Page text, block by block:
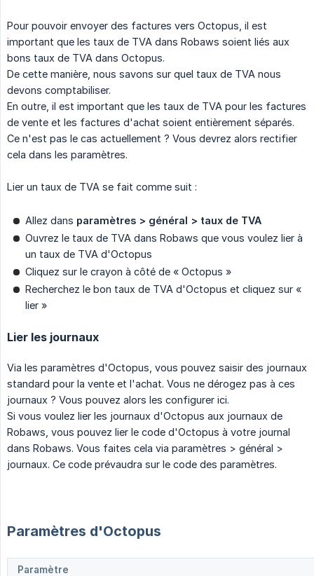
Pour pouvoir envoyer des factures vers Octopus, il est
important que les taux de TVA dans Robaws soient liés aux
bons taux de TVA dans Octopus.
De cette manière, nous savons sur quel taux de TVA nous
devons comptabiliser.
En outre, il est important que les taux de TVA pour les factures
de vente et les factures d'achat soient entièrement séparés.
Ce n'est pas le cas actuellement ? Vous devrez alors rectifier
cela dans les paramètres.
Lier un taux de TVA se fait comme suit :
Allez dans paramètres > général > taux de TVA
Ouvrez le taux de TVA dans Robaws que vous voulez lier à
un taux de TVA d'Octopus
Cliquez sur le crayon à côté de « Octopus »
Recherchez le bon taux de TVA d'Octopus et cliquez sur «
lier »
Lier les journaux
Via les paramètres d'Octopus, vous pouvez saisir des journaux
standard pour la vente et l'achat. Vous ne dérogez pas à ces
journaux ? Vous pouvez alors les configurer ici.
Si vous voulez lier les journaux d'Octopus aux journaux de
Robaws, vous pouvez lier le code d'Octopus à votre journal
dans Robaws. Vous faites cela via paramètres > général >
journaux. Ce code prévaudra sur le code des paramètres.
Paramètres d'Octopus
Paramètre